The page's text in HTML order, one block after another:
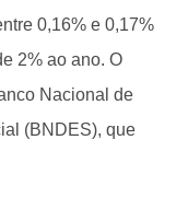
0,16% e 0,17%
2% ao ano. O
Nacional de
(BNDES), que